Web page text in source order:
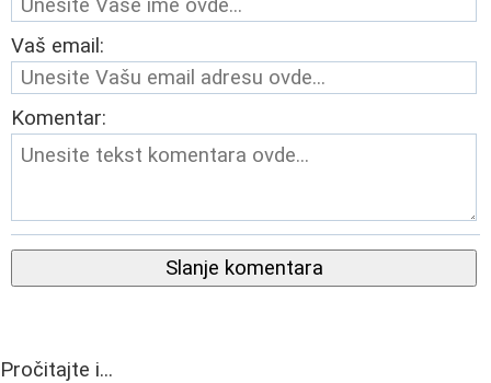
Vaš email:
Komentar:
Slanje komentara
Pročitajte i...